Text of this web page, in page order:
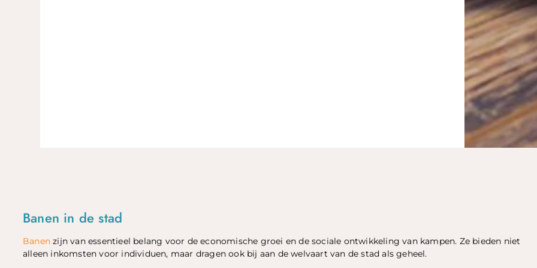
Banen in de stad
Banen zijn van essentieel belang voor de economische groei en de sociale ontwikkeling van kampen. Ze bieden niet
alleen inkomsten voor individuen, maar dragen ook bij aan de welvaart van de stad als geheel.